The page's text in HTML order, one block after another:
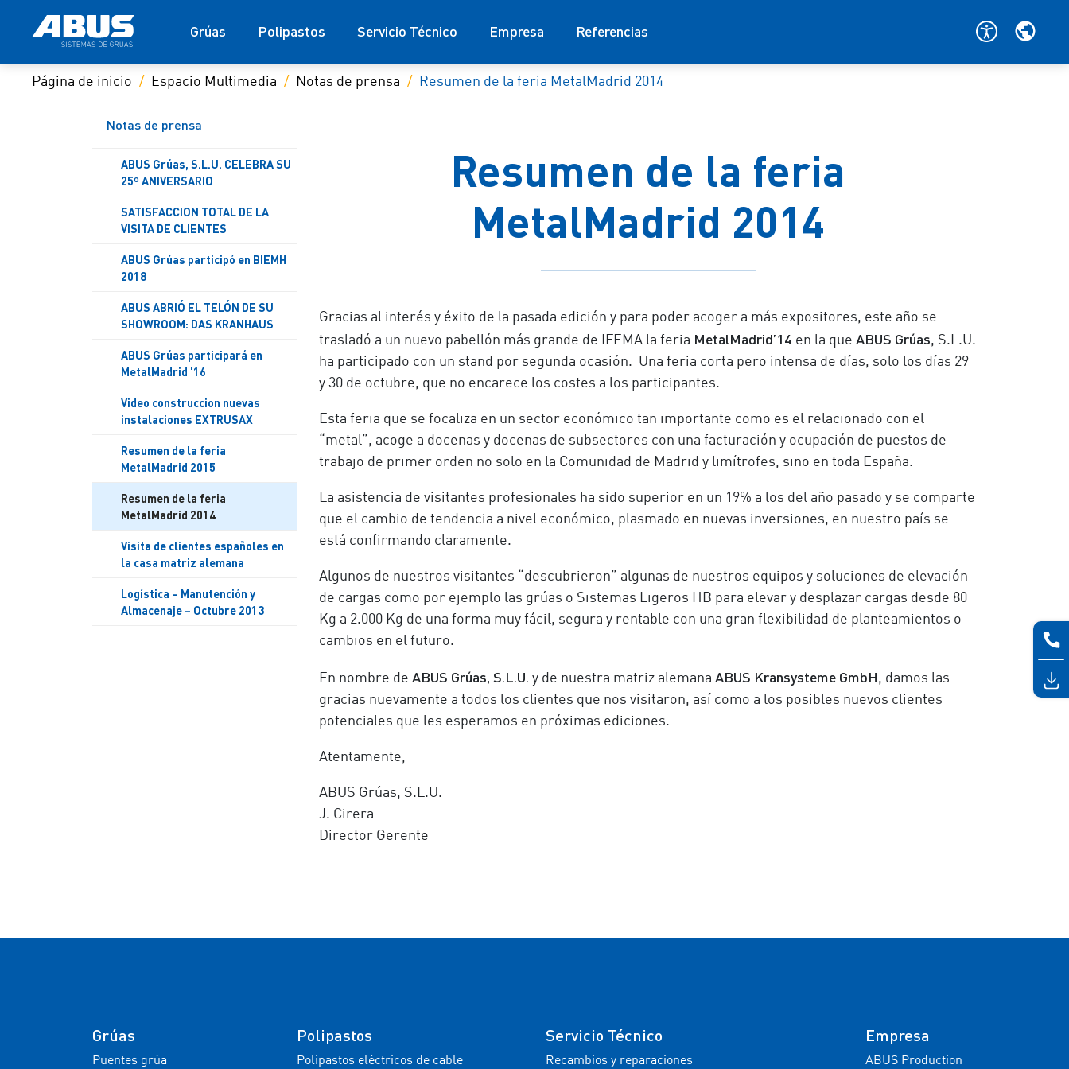
Grúas Polipastos Servicio Técnico Empresa Referencias
Página de inicio Espacio Multimedia Notas de prensa Resumen de la feria MetalMadrid 2014
Notas de prensa
ABUS Grúas, S.L.U. CELEBRA SU
25º ANIVERSARIO
SATISFACCION TOTAL DE LA
VISITA DE CLIENTES
ABUS Grúas participó en BIEMH
2018
ABUS ABRIÓ EL TELÓN DE SU
SHOWROOM: DAS KRANHAUS
ABUS Grúas participará en
MetalMadrid '16
Video construccion nuevas
instalaciones EXTRUSAX
Resumen de la feria
MetalMadrid 2015
Resumen de la feria
MetalMadrid 2014
Visita de clientes españoles en
la casa matriz alemana
Logística – Manutención y
Almacenaje – Octubre 2013
Resumen de la feria
MetalMadrid 2014
Gracias al interés y éxito de la pasada edición y para poder acoger a más expositores, este año se
trasladó a un nuevo pabellón más grande de IFEMA la feria MetalMadrid’14 en la que ABUS Grúas, S.L.U.
ha participado con un stand por segunda ocasión. Una feria corta pero intensa de días, solo los días 29
y 30 de octubre, que no encarece los costes a los participantes.
Esta feria que se focaliza en un sector económico tan importante como es el relacionado con el
“metal”, acoge a docenas y docenas de subsectores con una facturación y ocupación de puestos de
trabajo de primer orden no solo en la Comunidad de Madrid y limítrofes, sino en toda España.
La asistencia de visitantes profesionales ha sido superior en un 19% a los del año pasado y se comparte
que el cambio de tendencia a nivel económico, plasmado en nuevas inversiones, en nuestro país se
está confirmando claramente.
Algunos de nuestros visitantes “descubrieron” algunas de nuestros equipos y soluciones de elevación
de cargas como por ejemplo las grúas o Sistemas Ligeros HB para elevar y desplazar cargas desde 80
Kg a 2.000 Kg de una forma muy fácil, segura y rentable con una gran flexibilidad de planteamientos o
cambios en el futuro.
En nombre de ABUS Grúas, S.L.U. y de nuestra matriz alemana ABUS Kransysteme GmbH, damos las
gracias nuevamente a todos los clientes que nos visitaron, así como a los posibles nuevos clientes
potenciales que les esperamos en próximas ediciones.
Atentamente,
ABUS Grúas, S.L.U.
J. Cirera
Director Gerente
Grúas
Puentes grúa
Polipastos
Polipastos eléctricos de cable
Servicio Técnico
Recambios y reparaciones
Empresa
ABUS Production